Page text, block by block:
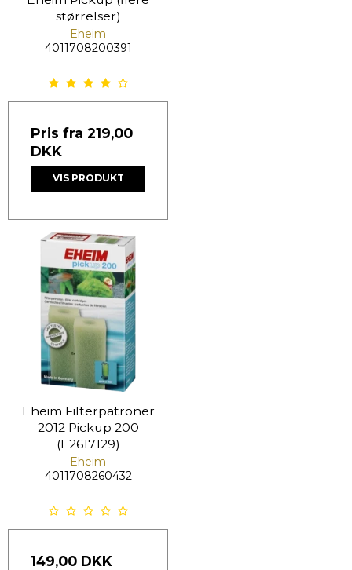
størrelser)
Eheim
4011708200391
Pris fra 219,00
DKK
VIS PRODUKT
Eheim Filterpatroner
2012 Pickup 200
(E2617129)
Eheim
4011708260432
149,00 DKK